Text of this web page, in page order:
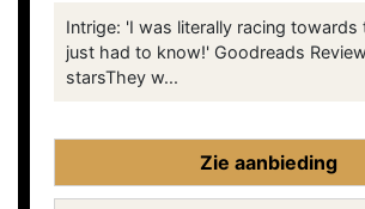
Intrige: 'I was literally racing towards
just had to know!' Goodreads
starsThey w...
Zie aanbieding